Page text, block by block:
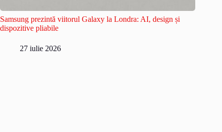
Samsung prezintă viitorul Galaxy la Londra: AI, design și
dispozitive pliabile
27 iulie 2026